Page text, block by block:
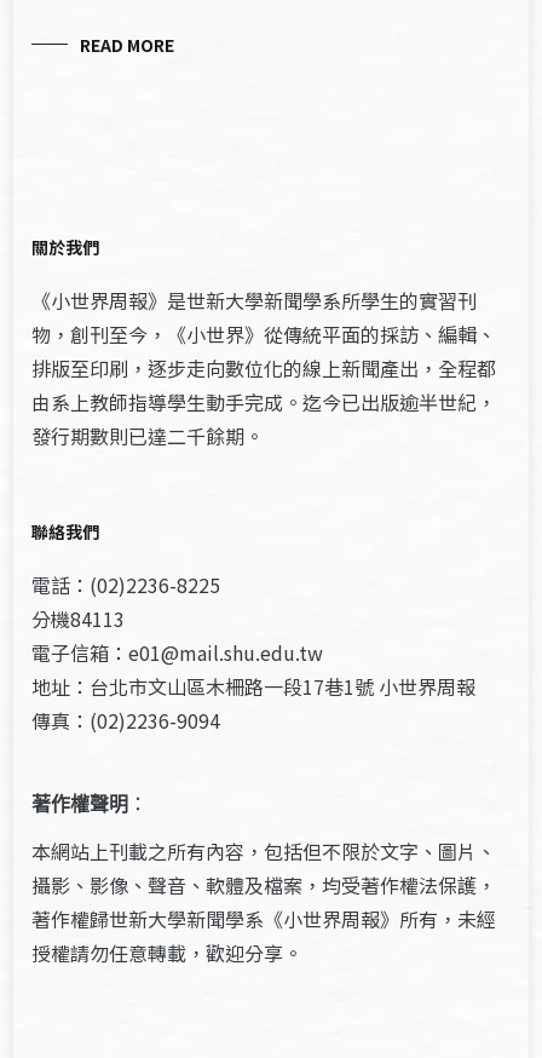
READ MORE
關於我們
《小世界周報》是世新大學新聞學系所學生的實習刊
物，創刊至今，《小世界》從傳統平面的採訪、編輯、
排版至印刷，逐步走向數位化的線上新聞產出，全程都
由系上教師指導學生動手完成。迄今已出版逾半世紀，
發行期數則已達二千餘期。
聯絡我們
電話：(02)2236-8225
分機84113
電子信箱：e01@mail.shu.edu.tw
地址：台北市文山區木柵路一段17巷1號 小世界周報
傳真：(02)2236-9094
著作權聲明 ：
本網站上刊載之所有內容，包括但不限於文字、圖片、
攝影、影像、聲音、軟體及檔案，均受著作權法保護，
著作權歸世新大學新聞學系《小世界周報》所有，未經
授權請勿任意轉載，歡迎分享。